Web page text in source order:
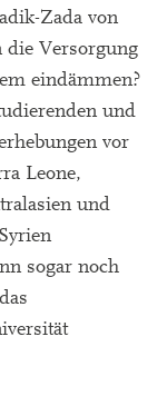
Zada von
Versorgung
eindämmen?
und
vor
Leone,
und
sogar noch